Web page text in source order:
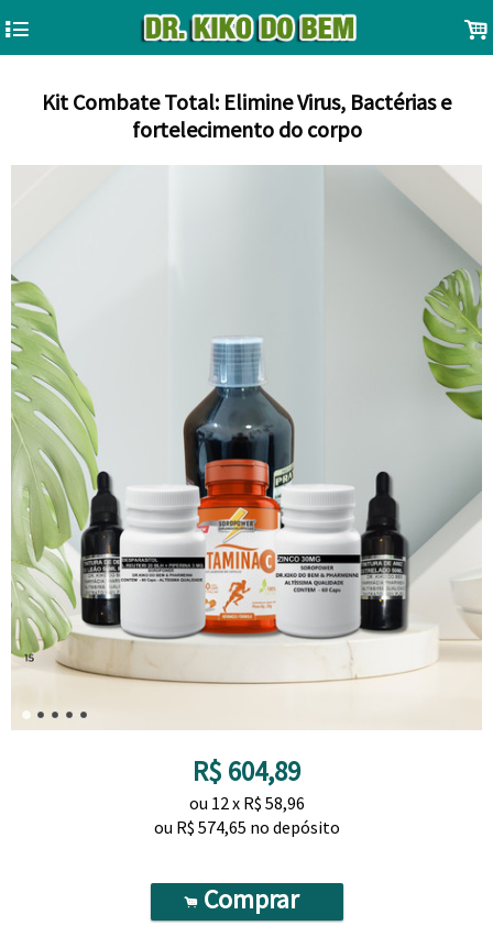
4 .
Kit Combate Total: Elimine Virus, Bactérias e
fortelecimento do corpo
R$ 604,89
ou 12x R$ 58,96
ou R$ 574,65 no depósito
. Comprar